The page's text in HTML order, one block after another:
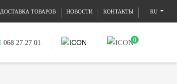
ДОСТАВКА ТОВАРОВ НОВОСТИ КОНТАКТЫ RU
068 27 27 01 0